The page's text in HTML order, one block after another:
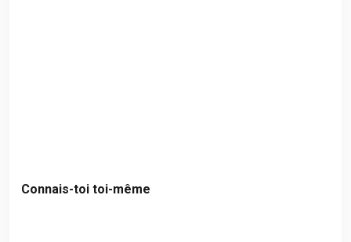
Connais-toi toi-même